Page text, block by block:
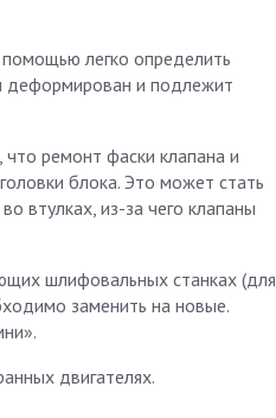
легко определить
деформирован и подлежит
ремонт фаски клапана и
блока. Это может стать
втулках, из-за чего клапаны
шлифовальных станках (для
заменить на новые.
двигателях.